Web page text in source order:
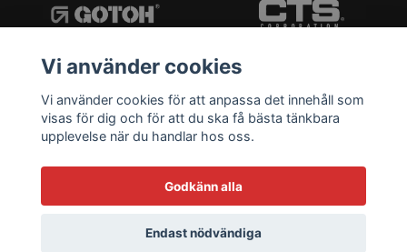
Vi använder cookies
Vi använder cookies för att anpassa det innehåll som
visas för dig och för att du ska få bästa tänkbara
upplevelse när du handlar hos oss.
Godkänn alla
Endast nödvändiga